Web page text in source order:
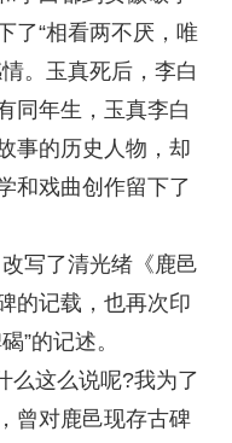
了“相看两不厌，唯
。玉真死后，李白
同年生，玉真李白
事的历史人物，却
和戏曲创作留下了
写了清光绪《鹿邑
的记载，也再次印
碣”的记述。
么这么说呢?我为了
曾对鹿邑现存古碑